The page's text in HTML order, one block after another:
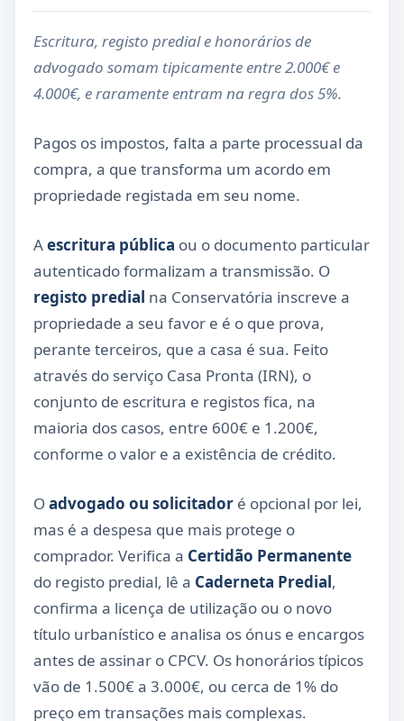
Escritura, registo predial e honorários de
advogado somam tipicamente entre 2.000€ e
4.000€, e raramente entram na regra dos 5%.
Pagos os impostos, falta a parte processual da
compra, a que transforma um acordo em
propriedade registada em seu nome.
Aescritura pública ou o documento particular
autenticado formalizam a transmissão. O
registo predial na Conservatória inscreve a
propriedade a seu favor e é o que prova,
perante terceiros, que a casa é sua. Feito
através do serviço Casa Pronta (IRN), o
conjunto de escritura e registos fica, na
maioria dos casos, entre 600€ e 1.200€,
conforme o valor e a existência de crédito.
Oadvogado ou solicitador é opcional por lei,
mas é a despesa que mais protege o
comprador. Verifica a Certidão Permanente
do registo predial, lê a Caderneta Predial,
confirma a licença de utilização ou o novo
título urbanístico e analisa os ónus e encargos
antes de assinar o CPCV. Os honorários típicos
vão de 1.500€ a 3.000€, ou cerca de 1% do
preço em transações mais complexas.